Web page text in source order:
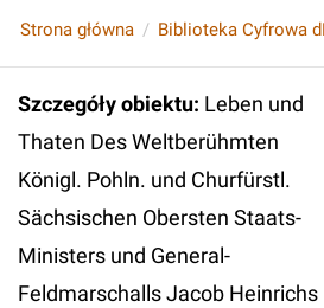
Strona główna Biblioteka Cyfrowa
Szczegóły obiektu: Leben und
Thaten Des Weltberühmten
Königl. Pohln. und Churfürstl.
Sächsischen Obersten Staats-
Ministers und General-
Feldmarschalls Jacob Heinrichs